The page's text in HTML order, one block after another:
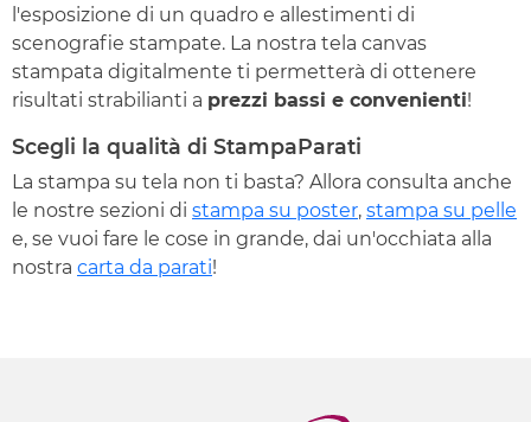
l'esposizione di un quadro e allestimenti di
scenografie stampate. La nostra tela canvas
stampata digitalmente ti permetterà di ottenere
risultati strabilianti a prezzi bassi e convenienti!
Scegli la qualità di StampaParati
La stampa su tela non ti basta? Allora consulta anche
le nostre sezioni di stampa su poster, stampa su pelle
e, se vuoi fare le cose in grande, dai un'occhiata alla
nostra carta da parati!